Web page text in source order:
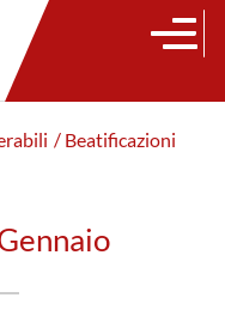
/ Beatificazioni